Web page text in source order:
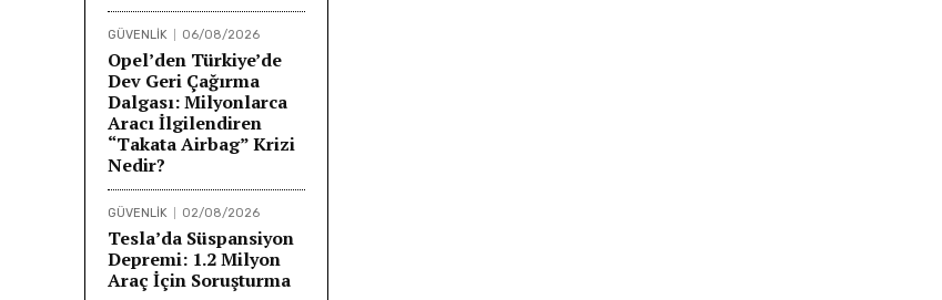
GÜVENLİK 06/08/2026
Opel’den Türkiye’de
Dev Geri Çağırma
Dalgası: Milyonlarca
Aracı İlgilendiren
“Takata Airbag” Krizi
Nedir?
GÜVENLİK 02/08/2026
Tesla’da Süspansiyon
Depremi: 1.2 Milyon
Araç İçin Soruşturma